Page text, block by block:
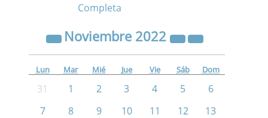
Completa
Noviembre 2022
Lun Mar Mié Jue Vie Sáb Dom
31 1 2 3 4 5
6
7
8 9 10 11 12
13